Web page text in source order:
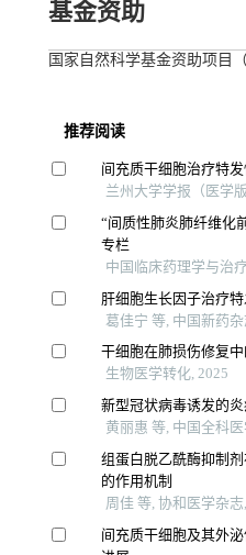
基金资助
国家自然科学基金资助项目（